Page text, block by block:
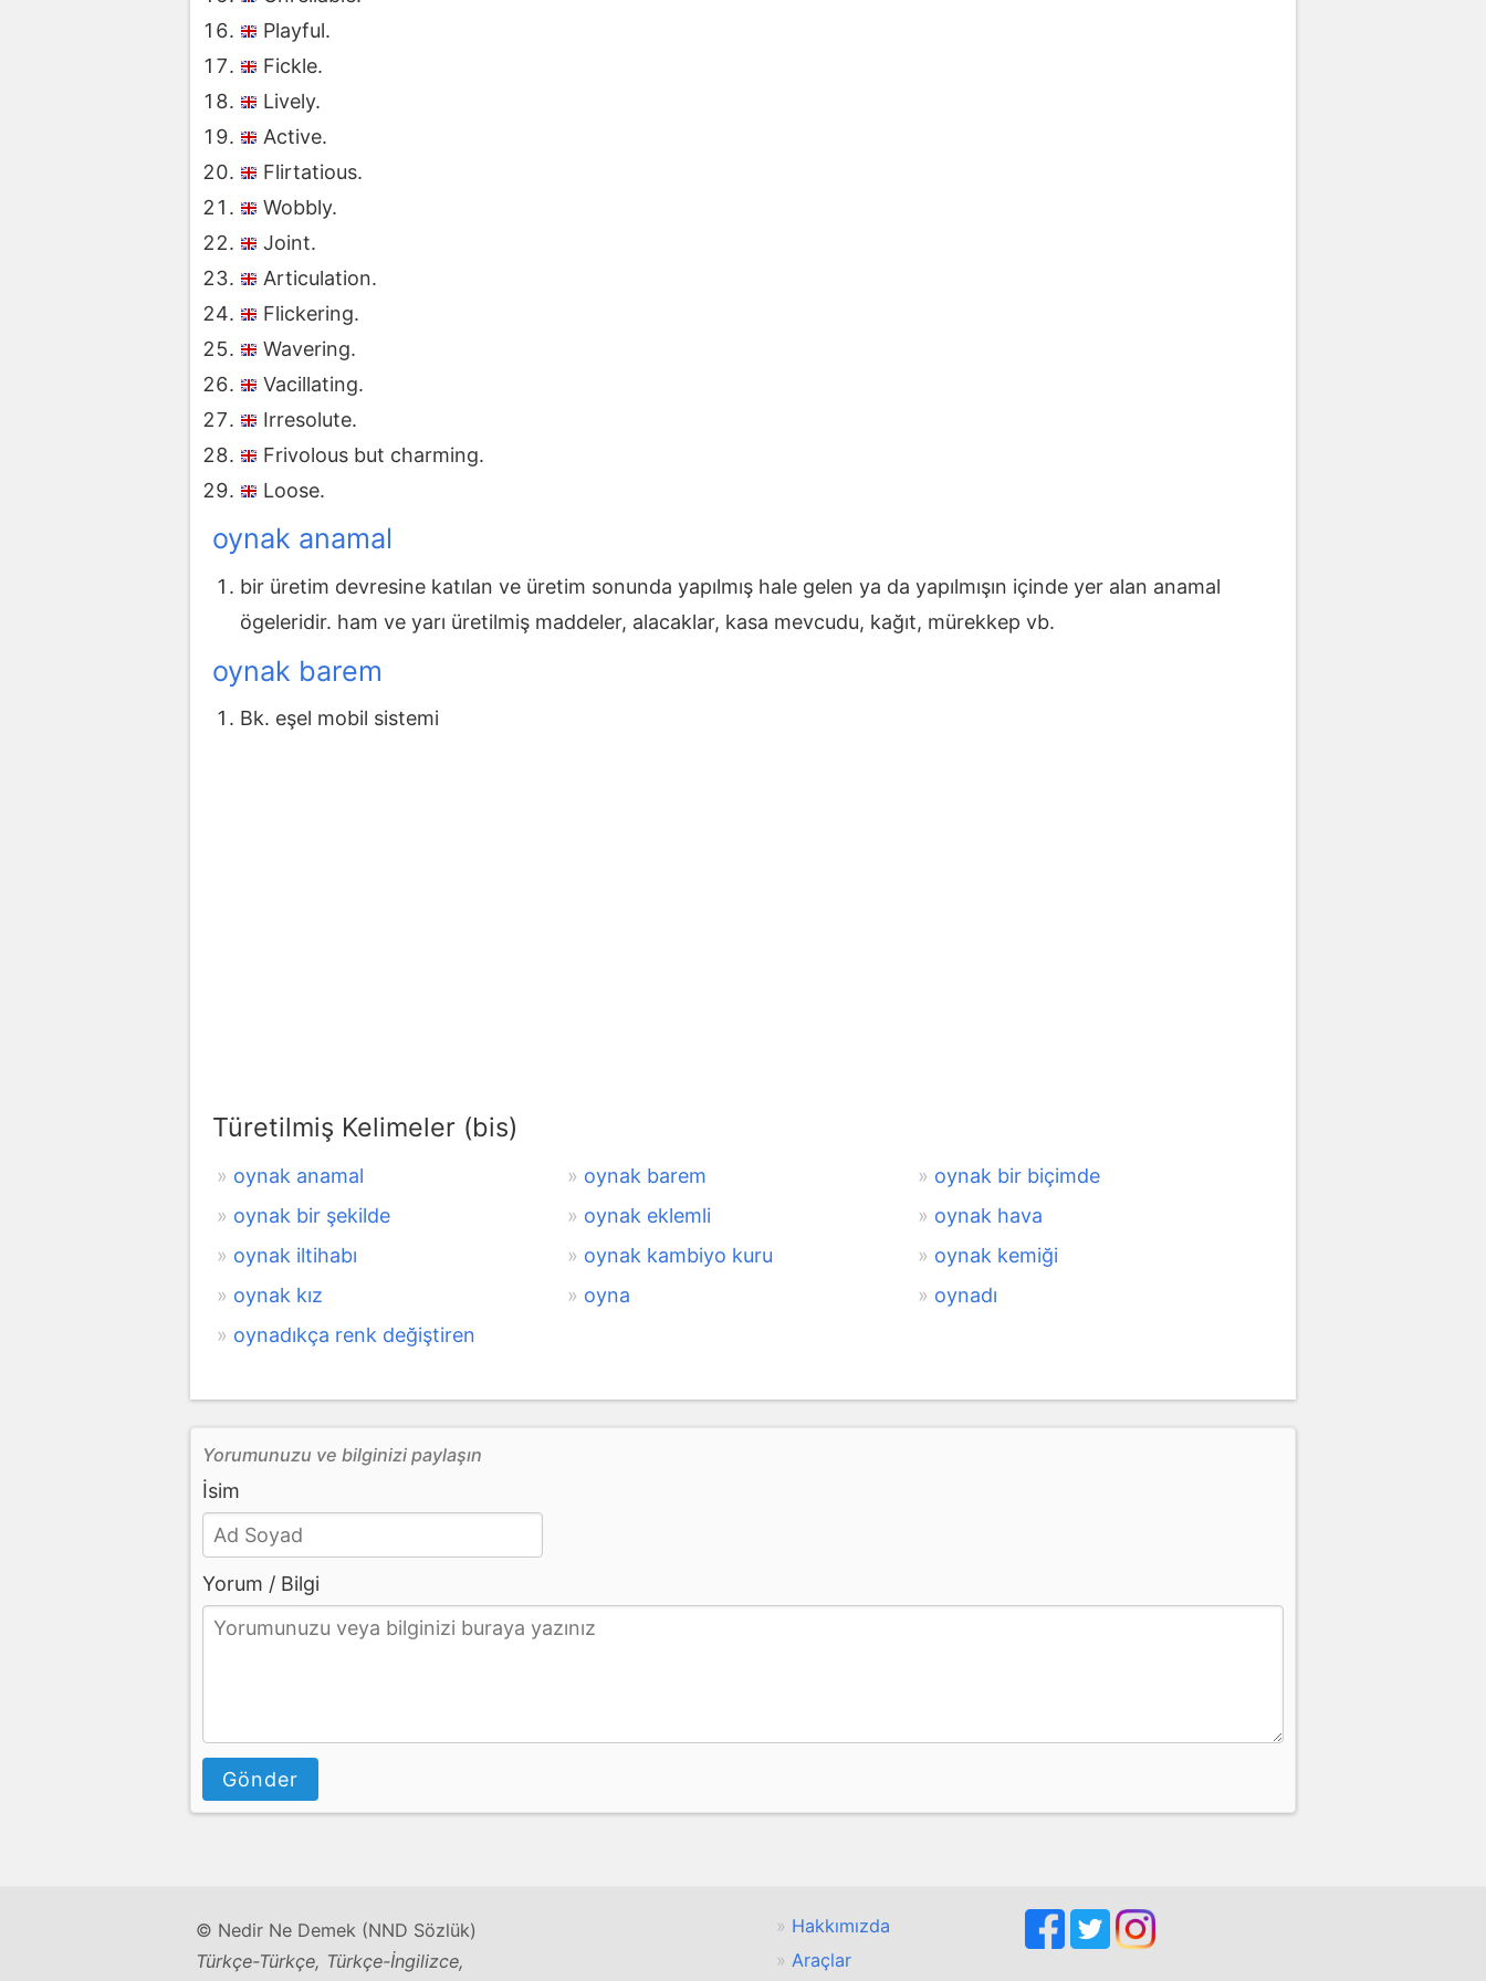
Playful.
Fickle.
Lively.
Active.
Flirtatious.
Wobbly.
Joint.
Articulation.
Flickering.
Wavering.
Vacillating.
Irresolute.
Frivolous but charming.
Loose.
oynak anamal
bir üretim devresine katılan ve üretim sonunda yapılmış hale gelen ya da yapılmışın içinde yer alan anamal
ögeleridir. ham ve yarı üretilmiş maddeler, alacaklar, kasa mevcudu, kağıt, mürekkep vb.
oynak barem
Bk. eşel mobil sistemi
Türetilmiş Kelimeler (bis)
oynak anamal oynak barem
oynak bir biçimde
oynak bir şekilde
oynak eklemli
oynak hava
oynak iltihabı
oynak kambiyo kuru
oynak kemiği
oynak kız
oyna
oynadı
oynadıkça renk değiştiren
Yorumunuzu ve bilginizi paylaşın
İsim
Yorum / Bilgi
Gönder
© Nedir Ne Demek (NND Sözlük)
Türkçe-Türkçe, Türkçe-İngilizce,
Hakkımızda
Araçlar